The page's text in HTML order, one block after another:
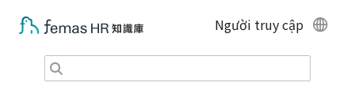
Người truy cập